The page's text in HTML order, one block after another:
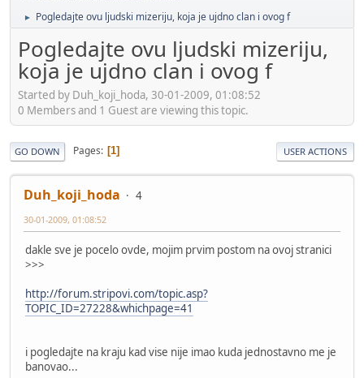
► Pogledajte ovu ljudski mizeriju, koja je ujdno clan i ovog f
Pogledajte ovu ljudski mizeriju,
koja je ujdno clan i ovog f
Started by Duh_koji_hoda, 30-01-2009, 01:08:52
0 Members and 1 Guest are viewing this topic.
GO DOWN Pages 1 USER ACTIONS
Duh_koji_hoda 4
30-01-2009, 01:08:52
dakle sve je pocelo ovde, mojim prvim postom na ovoj stranici
>>>
http://forum.stripovi.com/topic.asp?
TOPIC_ID=27228&whichpage=41
i pogledajte na kraju kad vise nije imao kuda jednostavno me je
banovao...